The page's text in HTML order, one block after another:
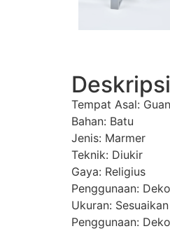
Deskripsi
Tempat Asal:
Bahan: Batu
Jenis: Marmer
Teknik: Diukir
Gaya: Religius
Penggunaan:
Ukuran:
Penggunaan: